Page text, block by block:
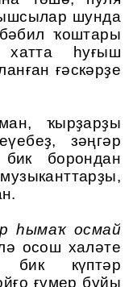
шунда
ҡоштары
һуғыш
ғәскәрҙе
ҡырҙарҙы
зәңгәр
борондан
һымаҡ осмай
осош халәте
күптәр
ғүмер буйы